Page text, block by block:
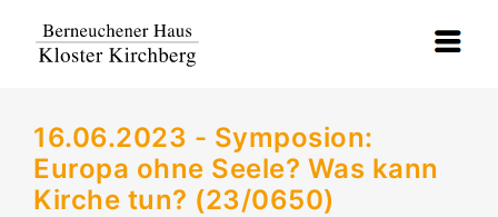
16.06.2023 - Symposion:
Europa ohne Seele? Was kann
Kirche tun? (23/0650)